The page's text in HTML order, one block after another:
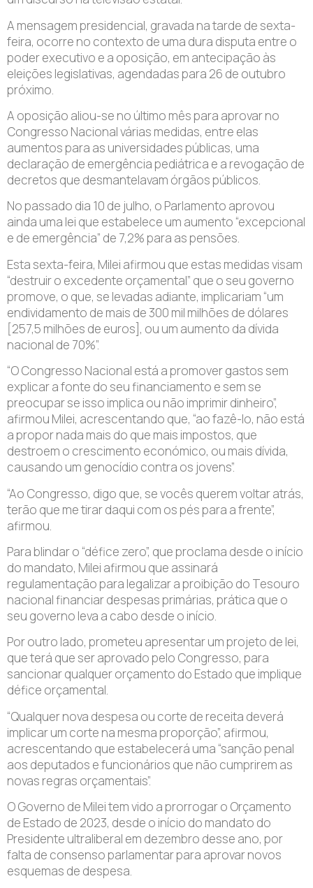
A mensagem presidencial, gravada na tarde de sexta-
feira, ocorre no contexto de uma dura disputa entre o
poder executivo e a oposição, em antecipação às
eleições legislativas, agendadas para 26 de outubro
próximo.
A oposição aliou-se no último mês para aprovar no
Congresso Nacional várias medidas, entre elas
aumentos para as universidades públicas, uma
declaração de emergência pediátrica e a revogação de
decretos que desmantelavam órgãos públicos.
No passado dia 10 de julho, o Parlamento aprovou
ainda uma lei que estabelece um aumento “excepcional
e de emergência” de 7,2% para as pensões.
Esta sexta-feira, Milei afirmou que estas medidas visam
“destruir o excedente orçamental” que o seu governo
promove, o que, se levadas adiante, implicariam “um
endividamento de mais de 300 mil milhões de dólares
[257,5 milhões de euros], ou um aumento da dívida
nacional de 70%”.
“O Congresso Nacional está a promover gastos sem
explicar a fonte do seu financiamento e sem se
preocupar se isso implica ou não imprimir dinheiro”,
afirmou Milei, acrescentando que, “ao fazê-lo, não está
a propor nada mais do que mais impostos, que
destroem o crescimento económico, ou mais dívida,
causando um genocídio contra os jovens”.
“Ao Congresso, digo que, se vocês querem voltar atrás,
terão que me tirar daqui com os pés para a frente”,
afirmou.
Para blindar o “défice zero”, que proclama desde o início
do mandato, Milei afirmou que assinará
regulamentação para legalizar a proibição do Tesouro
nacional financiar despesas primárias, prática que o
seu governo leva a cabo desde o início.
Por outro lado, prometeu apresentar um projeto de lei,
que terá que ser aprovado pelo Congresso, para
sancionar qualquer orçamento do Estado que implique
défice orçamental.
“Qualquer nova despesa ou corte de receita deverá
implicar um corte na mesma proporção”, afirmou,
acrescentando que estabelecerá uma “sanção penal
aos deputados e funcionários que não cumprirem as
novas regras orçamentais”.
O Governo de Milei tem vido a prorrogar o Orçamento
de Estado de 2023, desde o início do mandato do
Presidente ultraliberal em dezembro desse ano, por
falta de consenso parlamentar para aprovar novos
esquemas de despesa.